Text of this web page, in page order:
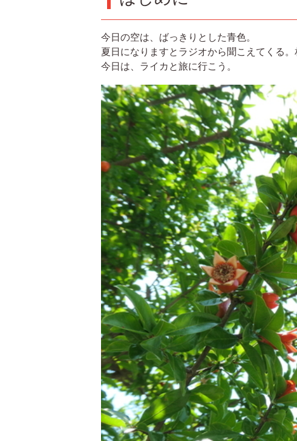
今日の空は、ばっきりとした青色。
夏日になりますとラジオから聞こえてくる。
今日は、ライカと旅に行こう。